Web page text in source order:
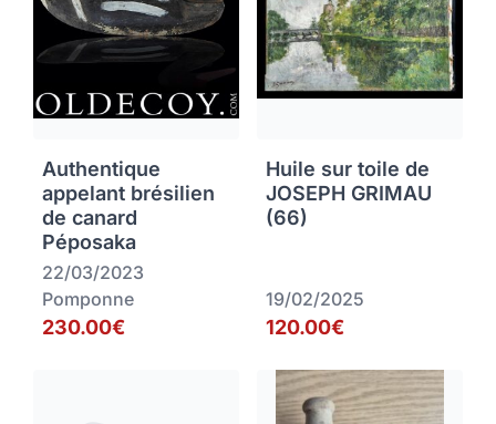
Authentique
appelant brésilien
de canard
Péposaka
22/03/2023
Pomponne
230.00€
Huile sur toile de
JOSEPH GRIMAU
(66)
19/02/2025
120.00€